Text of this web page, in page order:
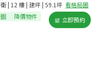
| 12 樓 | 建坪 | 59.1坪 看格局圖
降價物件
立即預約